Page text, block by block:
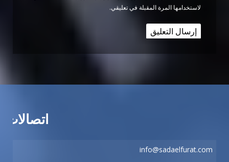
لاستخدامها المرة المقبلة في تعليقي.
اتصالات
info@sadaelfurat.com